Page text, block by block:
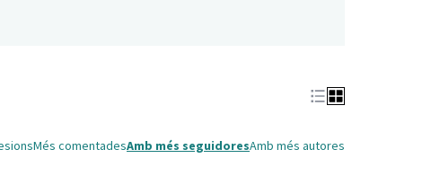
Més comentadesAmb més seguidoresAmb més autores